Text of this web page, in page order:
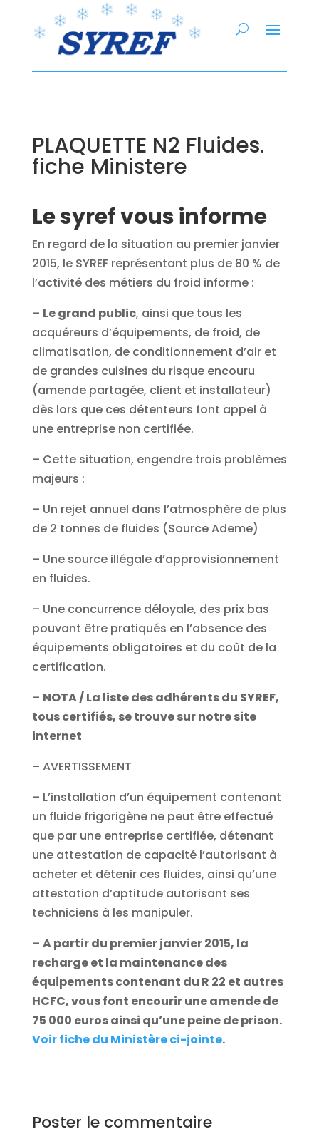
PLAQUETTE N2 Fluides.
fiche Ministere
Le syref vous informe
En regard de la situation au premier janvier
2015, le SYREF représentant plus de 80 % de
l’activité des métiers du froid informe :
– Le grand public, ainsi que tous les
acquéreurs d’équipements, de froid, de
climatisation, de conditionnement d’air et
de grandes cuisines du risque encouru
(amende partagée, client et installateur)
dès lors que ces détenteurs font appel à
une entreprise non certifiée.
– Cette situation, engendre trois problèmes
majeurs :
– Un rejet annuel dans l’atmosphère de plus
de 2 tonnes de fluides (Source Ademe)
– Une source illégale d’approvisionnement
en fluides.
– Une concurrence déloyale, des prix bas
pouvant être pratiqués en l’absence des
équipements obligatoires et du coût de la
certification.
– NOTA / La liste des adhérents du SYREF,
tous certifiés, se trouve sur notre site
internet
– AVERTISSEMENT
– L’installation d’un équipement contenant
un fluide frigorigène ne peut être effectué
que par une entreprise certifiée, détenant
une attestation de capacité l’autorisant à
acheter et détenir ces fluides, ainsi qu’une
attestation d’aptitude autorisant ses
techniciens à les manipuler.
– A partir du premier janvier 2015, la
recharge et la maintenance des
équipements contenant du R 22 et autres
HCFC, vous font encourir une amende de
75 000 euros ainsi qu’une peine de prison.
Voir fiche du Ministère ci-jointe.
Poster le commentaire